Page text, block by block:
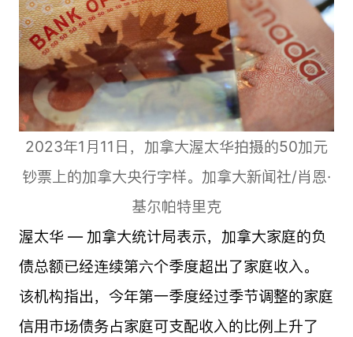
2023年1月11日，加拿大渥太华拍摄的50加元
钞票上的加拿大央行字样。加拿大新闻社/肖恩·
基尔帕特里克
渥太华 — 加拿大统计局表示，加拿大家庭的负
债总额已经连续第六个季度超出了家庭收入。
该机构指出，今年第一季度经过季节调整的家庭
信用市场债务占家庭可支配收入的比例上升了